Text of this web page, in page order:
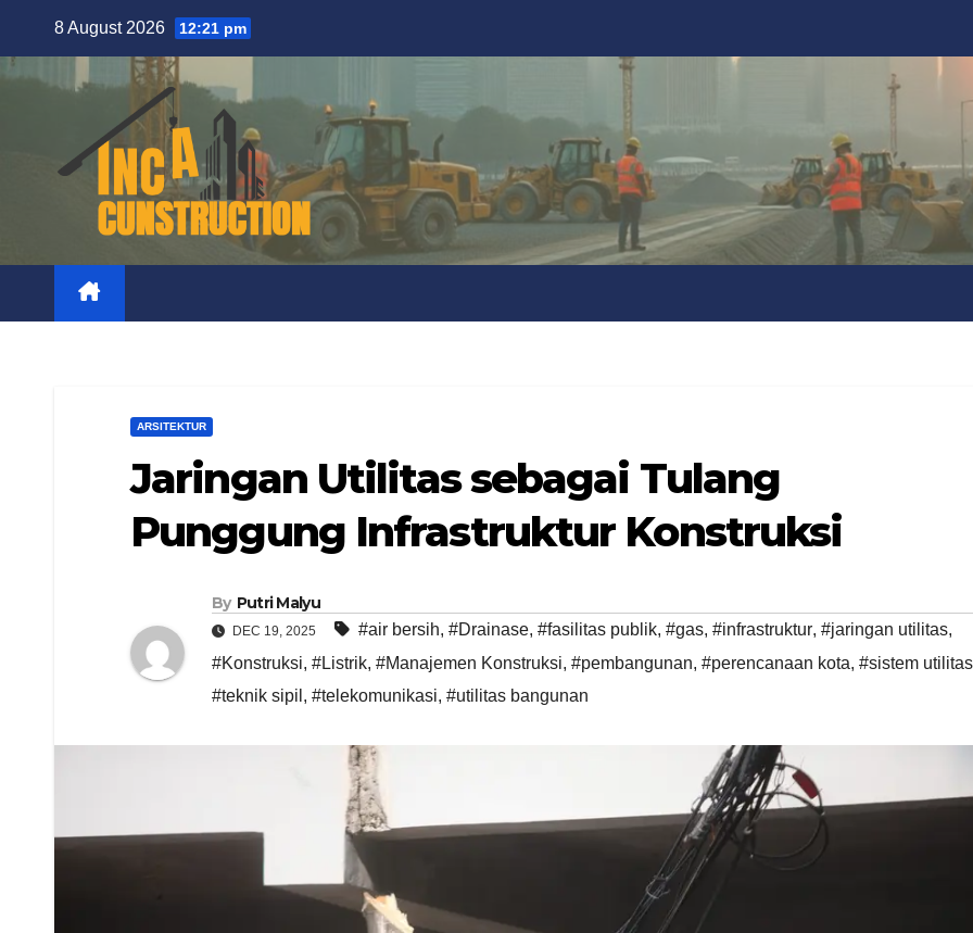
content
8 August 2026 12:21 pm
ARSITEKTUR
Jaringan Utilitas sebagai Tulang
Punggung Infrastruktur Konstruksi
By Putri Malyu
DEC 19, 2025 #air bersih, #Drainase, #fasilitas publik, #gas, #infrastruktur, #jaringan utilitas,
#Konstruksi, #Listrik, #Manajemen Konstruksi, #pembangunan, #perencanaan kota, #sistem utilitas
#teknik sipil , #telekomunikasi, #utilitas bangunan